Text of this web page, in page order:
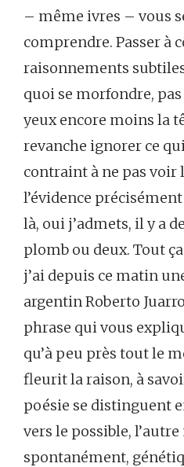
– même ivres – vous
comprendre. Passer à
raisonnements subtiles
quoi se morfondre,
yeux encore moins la
revanche ignorer ce
contraint à ne pas voir
l’évidence
là, oui j’admets, il y a
plomb ou deux. Tout
j’ai depuis ce matin
argentin Roberto
phrase qui vous
qu’à peu près tout le
fleurit la raison, à
poésie se distinguent
vers le possible,
spontanément,